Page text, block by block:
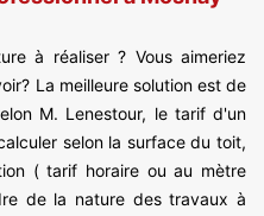
à réaliser ? Vous aimeriez
La meilleure solution est de
M. Lenestour, le tarif d'un
selon la surface du toit,
( tarif horaire ou au mètre
de la nature des travaux à